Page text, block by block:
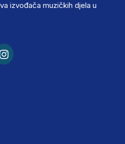
izvođača muzičkih djela u